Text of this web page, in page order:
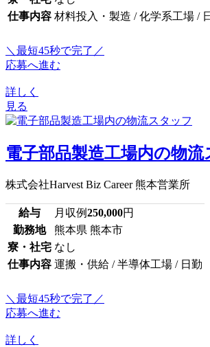
仕事内容 材料投入・製造 / 化学系工場 /
＼最短45秒で完了／
応募へ進む
詳しく
見る
電子部品製造工場内の物流
株式会社Harvest Biz Career 熊本営業所
給与 月収例250,000円
勤務地
熊本県 熊本市
寮・社宅 なし
仕事内容 運搬・供給 / 半導体工場 / 日勤
＼最短45秒で完了／
応募へ進む
詳しく